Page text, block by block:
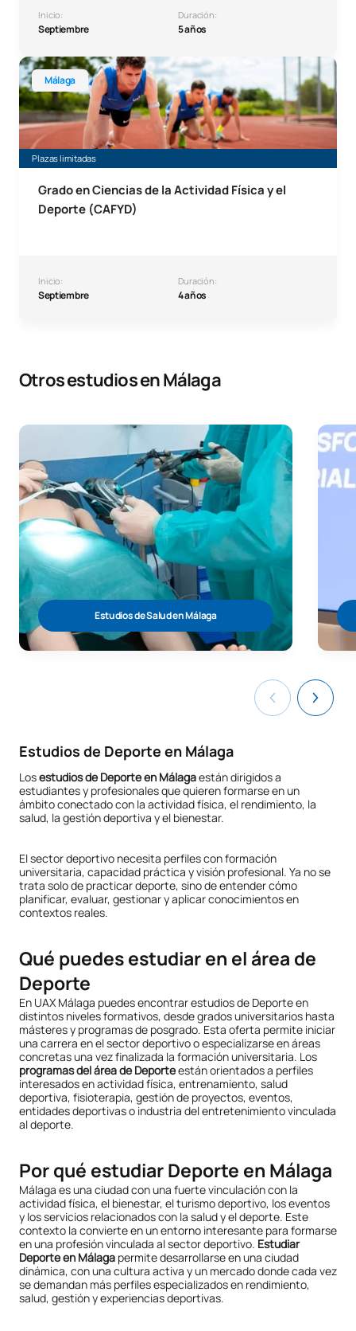
Inicio:
Septiembre
Duración:
5 años
Málaga
Plazas limitadas
Grado en Ciencias de la Actividad Física y el
Deporte (CAFYD)
Inicio:
Septiembre
Duración:
4 años
Grado en CAFYD Málaga
Otros estudios en Málaga
Estudios de Salud en Málaga
Estudios de Deporte en Málaga
Losestudios de Deporte en Málagaestán dirigidos a
estudiantes y profesionales que quieren formarse en un
ámbito conectado con la actividad física, el rendimiento, la
salud, la gestión deportiva y el bienestar.
El sector deportivo necesita perfiles con formación
universitaria, capacidad práctica y visión profesional. Ya no se
trata solo de practicar deporte, sino de entender cómo
planificar, evaluar, gestionar y aplicar conocimientos en
contextos reales.
Qué puedes estudiar en el área de
Deporte
En UAX Málaga puedes encontrar estudios de Deporte en
distintos niveles formativos, desde grados universitarios hasta
másteres y programas de posgrado. Esta oferta permite iniciar
una carrera en el sector deportivo o especializarse en áreas
concretas una vez finalizada la formación universitaria. Los
programas del área de Deporteestán orientados a perfiles
interesados en actividad física, entrenamiento, salud
deportiva, fisioterapia, gestión de proyectos, eventos,
entidades deportivas o industria del entretenimiento vinculada
al deporte.
Por qué estudiar Deporte en Málaga
Málaga es una ciudad con una fuerte vinculación con la
actividad física, el bienestar, el turismo deportivo, los eventos
y los servicios relacionados con la salud y el deporte. Este
contexto la convierte en un entorno interesante para formarse
en una profesión vinculada al sector deportivo. Estudiar
Deporte en Málaga permite desarrollarse en una ciudad
dinámica, con una cultura activa y un mercado donde cada vez
se demandan más perfiles especializados en rendimiento,
salud, gestión y experiencias deportivas.